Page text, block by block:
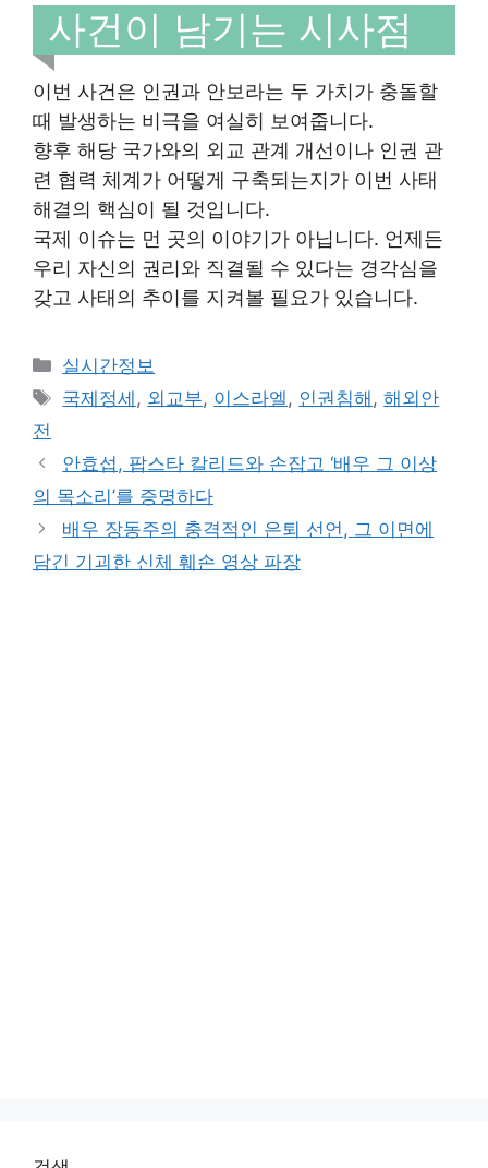
사건이 남기는 시사점
이번 사건은 인권과 안보라는 두 가치가 충돌할
때 발생하는 비극을 여실히 보여줍니다.
향후 해당 국가와의 외교 관계 개선이나 인권 관
련 협력 체계가 어떻게 구축되는지가 이번 사태
해결의 핵심이 될 것입니다.
국제 이슈는 먼 곳의 이야기가 아닙니다. 언제든
우리 자신의 권리와 직결될 수 있다는 경각심을
갖고 사태의 추이를 지켜볼 필요가 있습니다.
Categories
실시간정보
Tags
국제정세 , 외교부, 이스라엘, 인권침해 ,해외안
전
안효섭, 팝스타 칼리드와 손잡고 ‘배우 그 이상
의 목소리’를 증명하다
배우 장동주의 충격적인 은퇴 선언, 그 이면에
담긴 기괴한 신체 훼손 영상 파장